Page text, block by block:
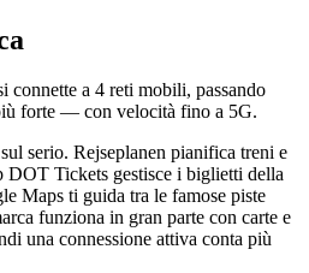
connette a 4 reti mobili, passando
forte — con velocità fino a 5G.
serio. Rejseplanen pianifica treni e
DOT Tickets gestisce i biglietti della
Maps ti guida tra le famose piste
funziona in gran parte con carte e
una connessione attiva conta più